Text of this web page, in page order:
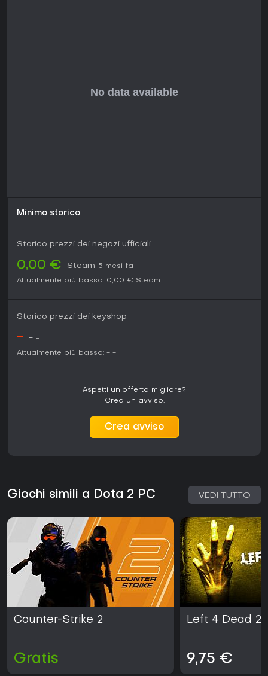
Minimo storico
Storico prezzi dei negozi ufficiali
0,00 € Steam 5 mesi fa
Attualmente più basso: 0,00 € Steam
Storico prezzi dei keyshop
- - -
Attualmente più basso: - -
Aspetti un'offerta migliore?
Crea un avviso.
Crea avviso
Giochi simili a Dota 2 PC VEDI TUTTO
Counter-Strike 2
Gratis
Left 4 Dead 2
9,75 €